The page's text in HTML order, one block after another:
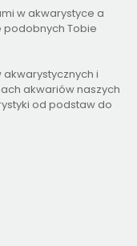
w akwarystyce a
podobnych Tobie
i
akwariów naszych
od podstaw do